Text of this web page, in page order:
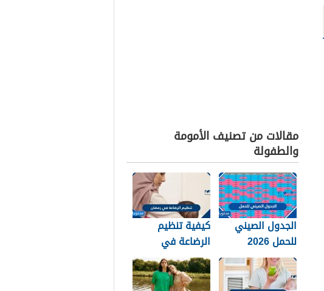
مقالات من تصنيف الأمومة
والطفولة
الجدول الصيني
للحمل 2026
لمعرفة نوع الجنين
كيفية تنظيم
الرضاعة في
رمضان 2026